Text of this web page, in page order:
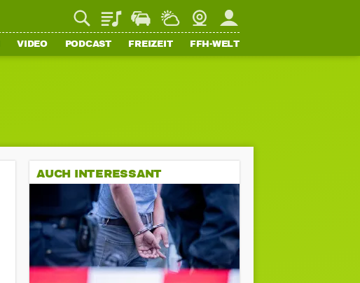
PlaylistStaupilotWetterWebcamMein FFH
VIDEO PODCAST FREIZEIT FFH-WELT
AUCH INTERESSANT